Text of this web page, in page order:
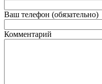
Ваш телефон (обязательно)
Комментарий